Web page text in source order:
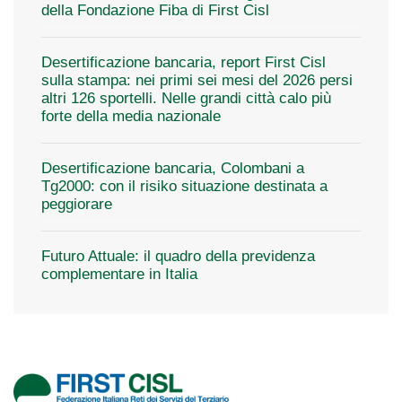
della Fondazione Fiba di First Cisl
Desertificazione bancaria, report First Cisl
sulla stampa: nei primi sei mesi del 2026 persi
altri 126 sportelli. Nelle grandi città calo più
forte della media nazionale
Desertificazione bancaria, Colombani a
Tg2000: con il risiko situazione destinata a
peggiorare
Futuro Attuale: il quadro della previdenza
complementare in Italia